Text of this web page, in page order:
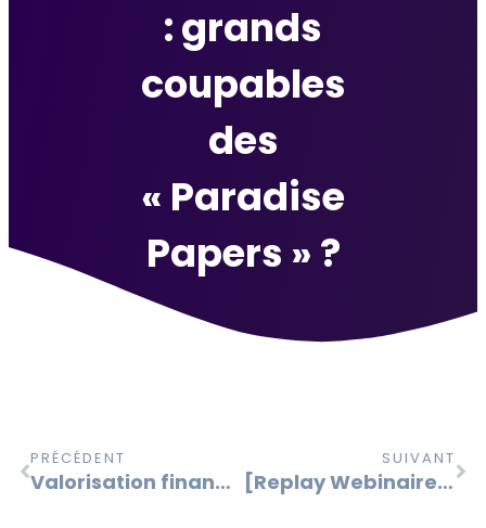
: grands
coupables
des
« Paradise
Papers » ?
PRÉCÉDENT
Valorisation financière des PME : la donne change.
SUIVANT
[Replay Webinaire] Projets digitaux : 4 stratégies pour créer plus de valeur